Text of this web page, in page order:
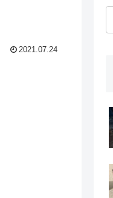
2021.07.24